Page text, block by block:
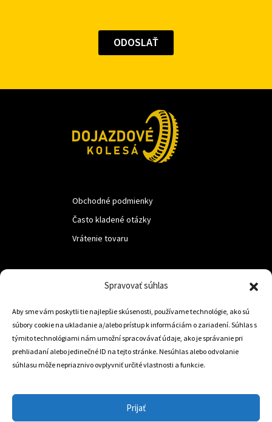
Spravovať súhlas
Aby sme vám poskytli tie najlepšie skúsenosti, používame technológie, ako sú
súbory cookie na ukladanie a/alebo prístup k informáciám o zariadení. Súhlas s
týmito technológiami nám umožní spracovávať údaje, ako je správanie pri
prehliadaní alebo jedinečné ID na tejto stránke. Nesúhlas alebo odvolanie
súhlasu môže nepriaznivo ovplyvniť určité vlastnosti a funkcie.
Prijať
Obchodné podmienky
Často kladené otázky
Vrátenie tovaru
Trstená 02801
+421 905 806 234